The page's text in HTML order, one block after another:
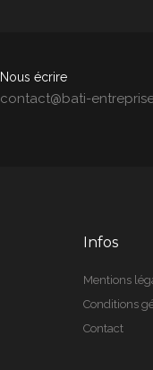
Nous écrire
contact@bati-
Infos
Mentions
Conditions
Contact